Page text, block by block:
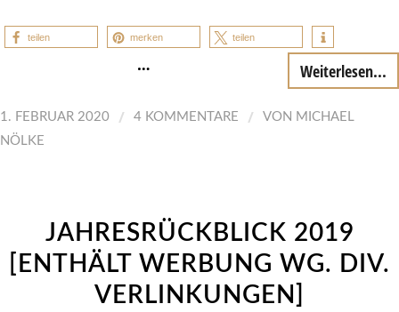
teilen merken teilen
… Weiterlesen...
1. FEBRUAR 2020 / 4 KOMMENTARE / VON MICHAEL
NÖLKE
JAHRESRÜCKBLICK 2019
[ENTHÄLT WERBUNG WG. DIV.
VERLINKUNGEN]